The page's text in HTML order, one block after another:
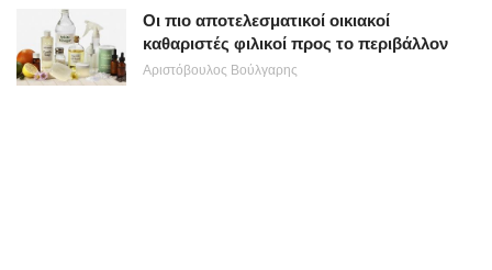
Οι πιο αποτελεσματικοί οικιακοί
καθαριστές φιλικοί προς το περιβάλλον
Αριστόβουλος Βούλγαρης